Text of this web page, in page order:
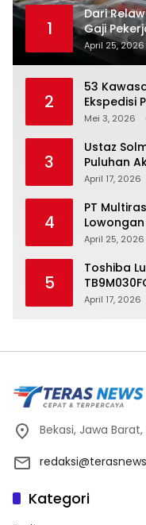
1
Dari
Gaji
Hampir
April 25, 2026
2
53
Ekspedisi
Ditutup 21
Mei 3, 2026
3
Ustaz
Puluhan
April 17, 2026
4
PT
April 25, 2026
5
Toshiba
Sensor di
April 17, 2026
Bekasi, Jawa
Kategori